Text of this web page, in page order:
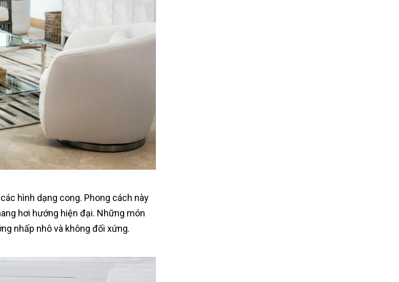
hình dạng cong. Phong cách này
hơi hướng hiện đại. Những món
nhấp nhô và không đối xứng.